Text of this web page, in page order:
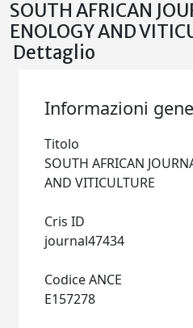
SOUTH AFRICAN
ENOLOGY AND
Dettaglio
Informazioni
Titolo
SOUTH AFRICAN
Cris ID
Codice ANCE